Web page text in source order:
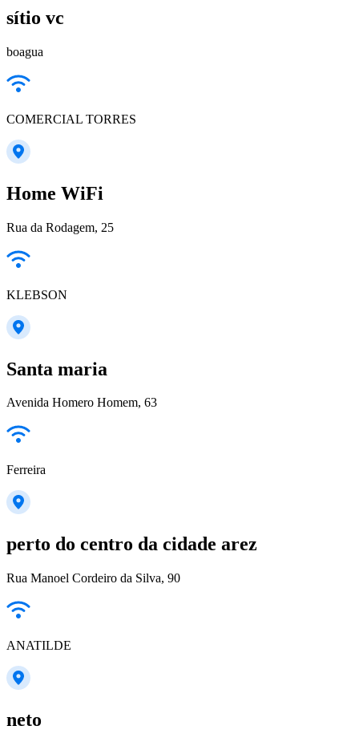
sítio vc
boagua
COMERCIAL TORRES
Home WiFi
Rua da Rodagem, 25
KLEBSON
Santa maria
Avenida Homero Homem, 63
Ferreira
perto do centro da cidade arez
Rua Manoel Cordeiro da Silva, 90
ANATILDE
neto